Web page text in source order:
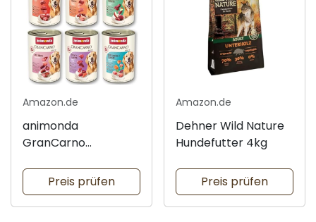
Amazon.de
animonda
GranCarno
Preis prüfen
Amazon.de
Dehner Wild Nature
Hundefutter 4kg
Preis prüfen